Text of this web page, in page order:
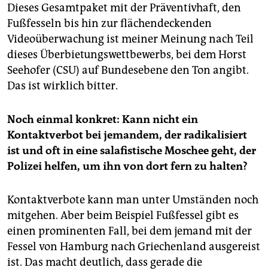
Die SPD schlägt vor,dass sie den
Oppositionsparteien im Zweifel Stimmen ausleihen
würde, um die erforderliche Anzahl für eine
Normenkontrollklage zu bekommen. Das ist den
Betroffenen allerdings zu wenig rechtssicher.
Dieses Gesamtpaket mit der Präventivhaft, den
Fußfesseln bis hin zur flächendeckenden
Videoüberwachung ist meiner Meinung nach Teil
dieses Überbietungswettbewerbs, bei dem Horst
Seehofer (CSU) auf Bundesebene den Ton angibt.
Das ist wirklich bitter.
Noch einmal konkret: Kann nicht ein
Kontaktverbot bei jemandem, der radikalisiert
ist und oft in eine salafistische Moschee geht, der
Polizei helfen, um ihn von dort fern zu halten?
Kontaktverbote kann man unter Umständen noch
mitgehen. Aber beim Beispiel Fußfessel gibt es
einen prominenten Fall, bei dem jemand mit der
Fessel von Hamburg nach Griechenland ausgereist
ist. Das macht deutlich, dass gerade die